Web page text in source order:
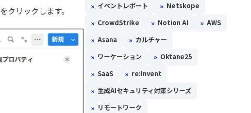
をクリックします。 » イベントレポート » Netskope
» CrowdStrike » Notion AI » AWS
» Asana » カルチャー
» ワーケーション » Oktane25
» SaaS » re:Invent
» 生成AIセキュリティ対策シリーズ
» リモートワーク